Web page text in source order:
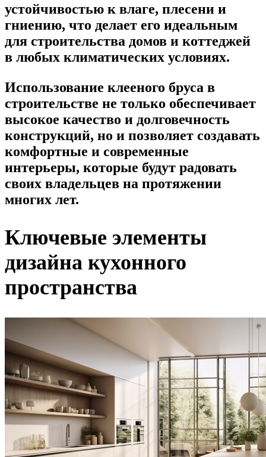
устойчивостью к влаге, плесени и
гниению, что делает его идеальным
для строительства домов и коттеджей
в любых климатических условиях.
Использование клееного бруса в
строительстве не только обеспечивает
высокое качество и долговечность
конструкций, но и позволяет создавать
комфортные и современные
интерьеры, которые будут радовать
своих владельцев на протяжении
многих лет.
Ключевые элементы
дизайна кухонного
пространства